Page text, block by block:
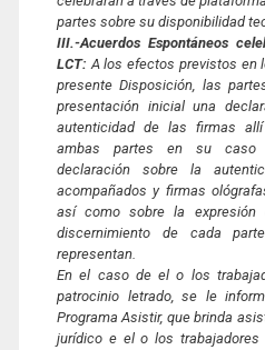
partes sobre su disponibilidad
III.-Acuerdos Espontáneos
LCT:A los efectos previstos en
presente Disposición, las
presentación inicial una
autenticidad de las firmas
ambas partes en su caso
declaración sobre la
acompañados y firmas
así como sobre la expresión
discernimiento de cada
representan.
En el caso de el o los
patrocinio letrado, se le
Programa Asistir, que brinda
jurídico e el o los